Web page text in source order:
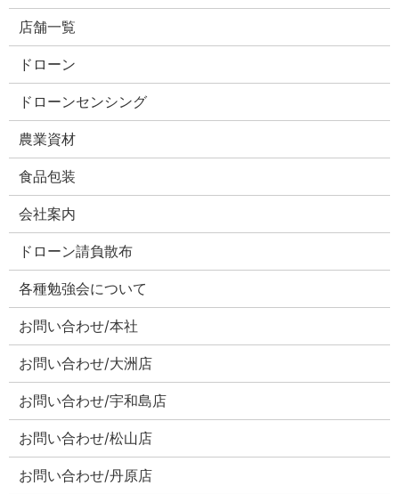
店舗一覧
ドローン
ドローンセンシング
農業資材
食品包装
会社案内
ドローン請負散布
各種勉強会について
お問い合わせ/本社
お問い合わせ/大洲店
お問い合わせ/宇和島店
お問い合わせ/松山店
お問い合わせ/丹原店